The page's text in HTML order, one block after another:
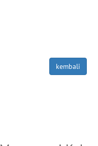
kembali